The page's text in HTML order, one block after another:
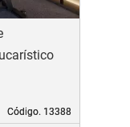
Código. 13388
Código. 13388